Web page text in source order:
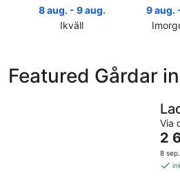
8 aug. - 9 aug.
Ikväll
Livorno
9 aug.
Livorno
natt,
aug.
Featured Gårdar
Via
är
2
2
8